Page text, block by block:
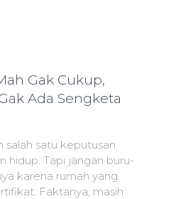
Gak Cukup,
Ada Sengketa
salah satu keputusan
hidup. Tapi jangan buru-
karena rumah yang
Faktanya, masih